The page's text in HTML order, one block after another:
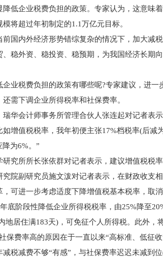
降低企业税费负担的政策。专家认为，这意味
将超过年初制定的1.1万亿元目标。
内外经济形势错综复杂的情况下，加大减
、稳外资、稳投资、稳预期，为我国经济长期
税费负担的政策有哪些呢?专家建议，进一
需下调企业所得税率和社保费率。
会计师事务所管理合伙人张连起对记者表示
增值税税率，我年初便主张17%档税率(后减
降为6%。”
所所长张依群对记者表示，建议增值税税率
副研究员施文泼对记者表示，在财政收支相
可进一步考虑适度下降增值税基本税率，取消
阶段性降低企业所得税税率，由25%降至
地居住满183天)，可免征个人所得税。此外，
保费率高的原因在于一直以来“高标准、低征
税减费不够“有感”，与社保费率迟迟未减到